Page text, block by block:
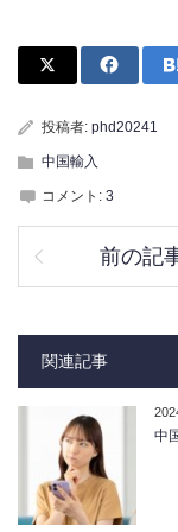
投稿者: phd20241
中国輸入
コメント: 3
前の記
関連記事
中